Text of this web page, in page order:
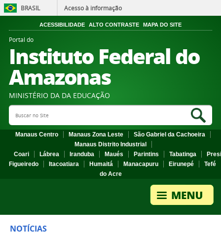
BRASIL Acesso à informação
ACESSIBILIDADE ALTO CONTRASTE MAPA DO SITE
Portal do
Instituto Federal do
Amazonas
MINISTÉRIO DA DA EDUCAÇÃO
Search Site
Manaus Centro Manaus Zona Leste
São Gabriel da Cachoeira
Manaus Distrito Industrial
Coari
Lábrea Iranduba Maués Parintins Tabatinga
Figueiredo
Itacoatiara Humaitá Manacapuru Eirunepé
Tefé
do Acre
NOTÍCIAS